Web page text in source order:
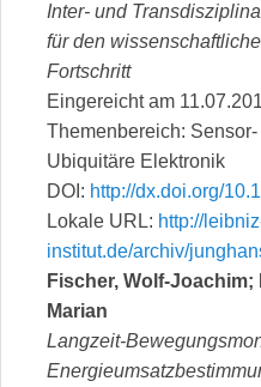
Inter- und
für den
Fortschritt
Eingereicht am
Themenbereich:
Ubiquitäre Elektronik
DOI: http://dx.doi.org/
Lokale URL: http://
institut.de/archiv/
Fischer, Wolf-
Marian
Langzeit-